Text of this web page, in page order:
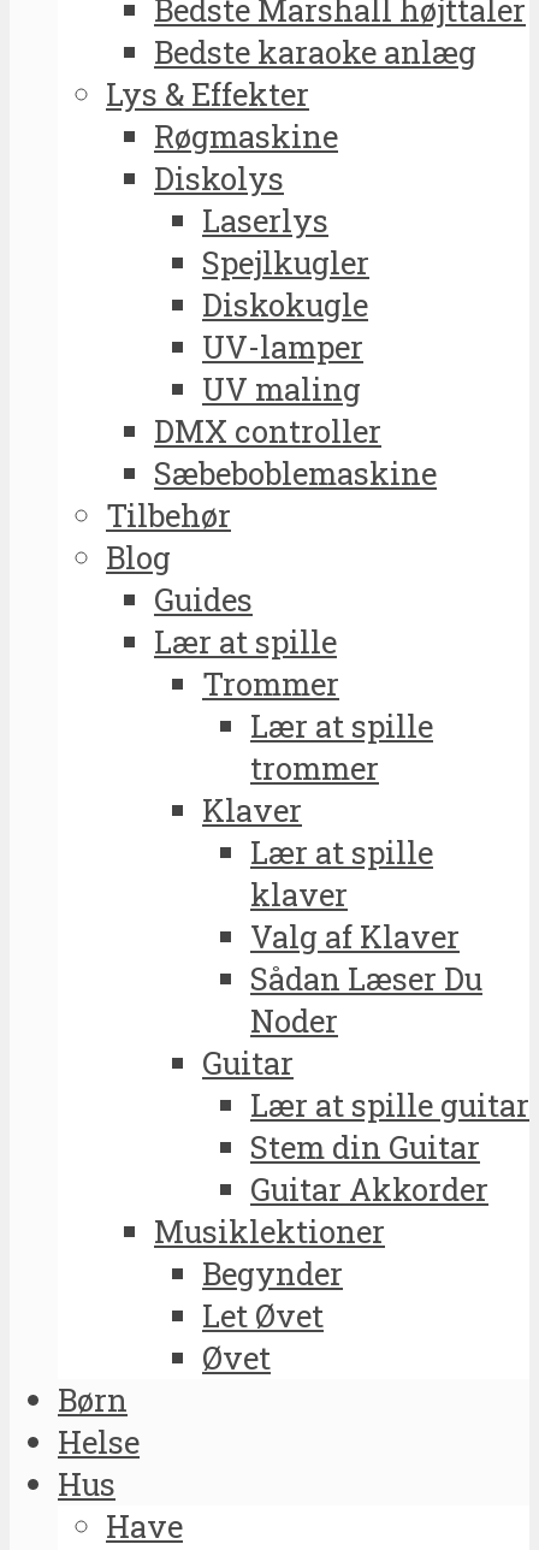
Bedste Marshall højttaler
Bedste karaoke anlæg
Lys & Effekter
Røgmaskine
Diskolys
Laserlys
Spejlkugler
Diskokugle
UV-lamper
UV maling
DMX controller
Sæbeboblemaskine
Tilbehør
Blog
Guides
Lær at spille
Trommer
Lær at spille
trommer
Klaver
Lær at spille
klaver
Valg af Klaver
Sådan Læser Du
Noder
Guitar
Lær at spille guitar
Stem din Guitar
Guitar Akkorder
Musiklektioner
Begynder
Let Øvet
Øvet
Børn
Helse
Hus
Have